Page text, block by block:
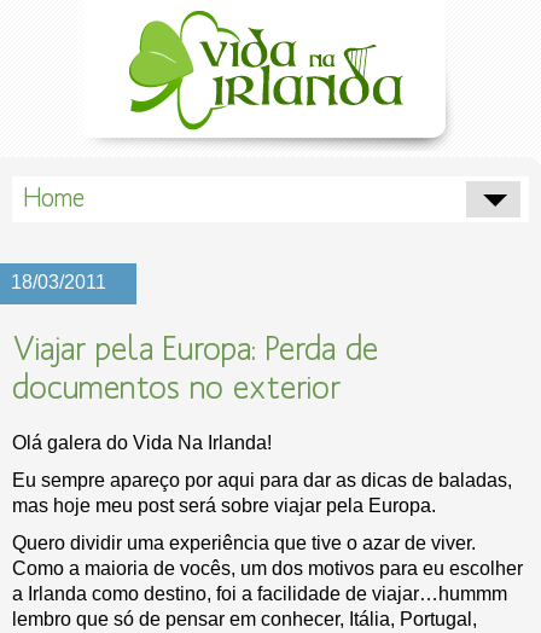
Home
18/03/2011
Viajar pela Europa: Perda de
documentos no exterior
Olá galera do Vida Na Irlanda!
Eu sempre apareço por aqui para dar as dicas de baladas,
mas hoje meu post será sobre viajar pela Europa.
Quero dividir uma experiência que tive o azar de viver.
Como a maioria de vocês, um dos motivos para eu escolher
a Irlanda como destino, foi a facilidade de viajar…hummm
lembro que só de pensar em conhecer, Itália, Portugal,